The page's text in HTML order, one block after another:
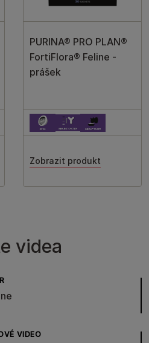
PURINA® PRO PLAN®
FortiFlora® Feline -
prášek
Zobrazit produkt
videa
VIDEO